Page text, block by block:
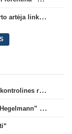
Buvęs ilgametis„Barcelona“ žaidėjas S. Roberto artėja link persikėlimo į MLS
Vaikinų U15 rinktinė Taline sužaidė pirmąsias kontrolines rungtynes
Kristupas–Algirdas Padegimas sugrįžta į FC „Hegelmann” B sudėtį